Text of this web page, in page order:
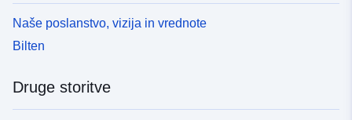
Naše poslanstvo, vizija in vrednote
Bilten
Druge storitve